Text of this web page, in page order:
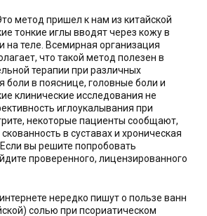
метод пришел к нам из китайской
тонкие иглы вводят через кожу в
на теле. Всемирная организация
что такой метод полезен в
терапии при различных
боли в пояснице, головные боли и
клинические исследования не
иглоукалывания при
некоторые пациенты сообщают,
в суставах и хроническая
вы решите попробовать
проверенного, лицензированного
нередко пишут о пользе ванн
солью при псориатическом